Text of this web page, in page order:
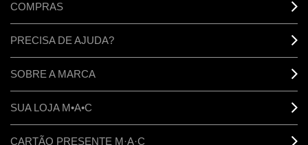
COMPRAS
PRECISA DE AJUDA?
SOBRE A MARCA
SUA LOJA M•A•C
CARTÃO PRESENTE M·A·C